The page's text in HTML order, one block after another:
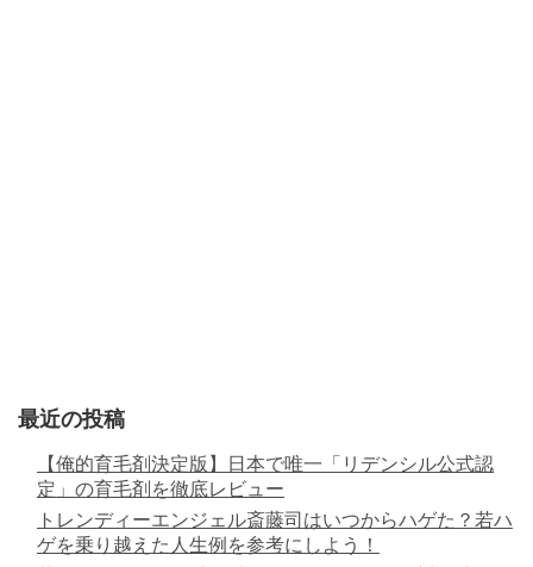
最近の投稿
【俺的育毛剤決定版】日本で唯一「リデンシル公式認
定」の育毛剤を徹底レビュー
トレンディーエンジェル斎藤司はいつからハゲた？若ハ
ゲを乗り越えた人生例を参考にしよう！